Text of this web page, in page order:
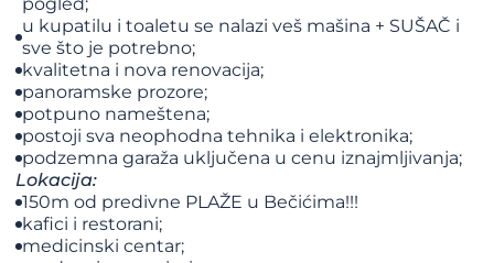
u kupatilu i toaletu se nalazi veš mašina + SUŠAČ i
sve što je potrebno;
kvalitetna i nova renovacija;
panoramske prozore;
potpuno nameštena;
postoji sva neophodna tehnika i elektronika;
podzemna garaža uključena u cenu iznajmljivanja;
Lokacija:
150m od predivne PLAŽE u Bečićima!!!
kafici i restorani;
medicinski centar;